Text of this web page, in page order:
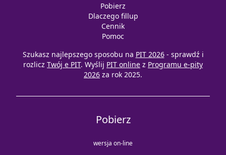
Pobierz
Dlaczego fillup
Cennik
Pomoc
Szukasz najlepszego sposobu na PIT 2026 - sprawdź i
rozlicz Twój e PIT. Wyślij PIT online z Programu e-pity
2026 za rok 2025.
Pobierz
wersja on-line